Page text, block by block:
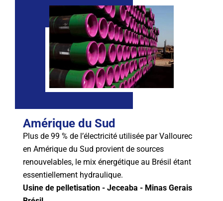
Amérique du Sud
Plus de 99 % de l’électricité utilisée par Vallourec
en Amérique du Sud provient de sources
renouvelables, le mix énergétique au Brésil étant
essentiellement hydraulique.
Usine de pelletisation - Jeceaba - Minas Gerais